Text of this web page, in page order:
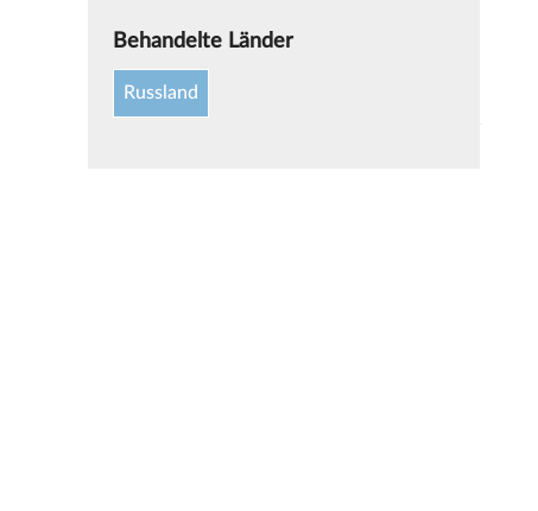
Behandelte Länder
Russland